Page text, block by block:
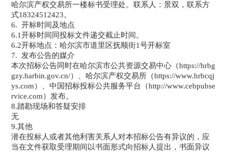
哈尔滨产权交易所一楼标书受理处。联系人：景双，联系方
式18324512423。
6. 开标时间及地点
6.1开标时间同投标文件递交截止时间。
6.2开标地点：哈尔滨市道里区抚顺街1号开标室
7. 发布公告的媒介
本次招标公告同时在哈尔滨市公共资源交易中心（https://hrbg
gzy.harbin.gov.cn/）、哈尔滨产权交易所（https://www.hrbcqj
ys.com）、中国招标投标公共服务平台（http://www.cebpubse
rvice.com）发布。
8.踏勘现场和答疑安排
无
9.其他
潜在投标人或者其他利害关系人对本招标公告有异议的，应
当在文件获取受理期间以书面形式向招标人提出，书面异议